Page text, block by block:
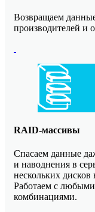
Возвращаем
производителей и
RAID-массивы
Спасаем данные
и наводнения в
нескольких дисков
Работаем с
комбинациями.